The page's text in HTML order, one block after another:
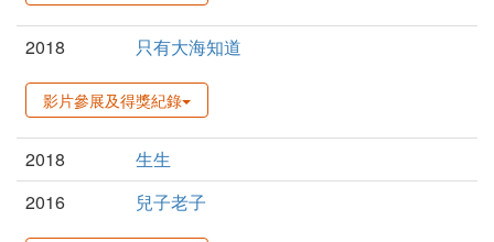
2018 只有大海知道
影片參展及得獎紀錄
2018
生生
2016
兒子老子